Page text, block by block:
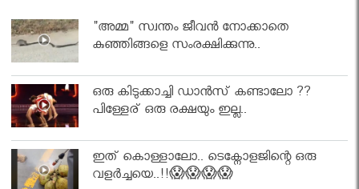
"അമ്മ" സ്വന്തം ജീവൻ നോക്കാതെ
കുഞ്ഞിങ്ങളെ സംരക്ഷിക്കുന്നു..
ഒരു കിടുക്കാച്ചി ഡാൻസ് കണ്ടാലോ ??
പിള്ളേര് ഒരു രക്ഷയും ഇല്ല..
ഇത് കൊള്ളാലോ.. ടെക്നോളജിന്റെ ഒരു
വളർച്ചയെ..!!😱😱😱😱